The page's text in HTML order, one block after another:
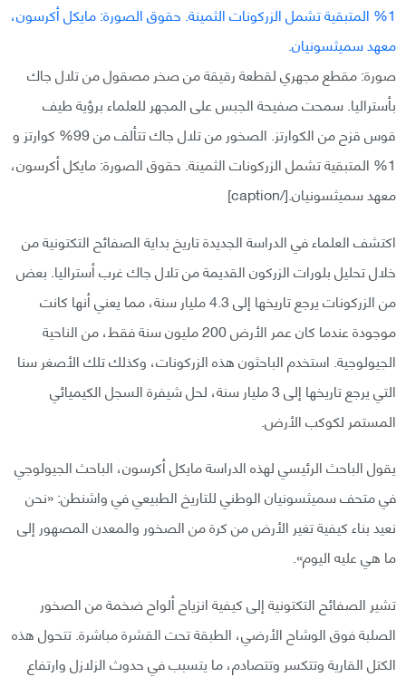
صورة: مقطع مجهري لقطعة رقيقة من صخر مصقول من تلال جاك
بأستراليا. سمحت صفيحة الجبس على المجهر للعلماء برؤية طيف
قوس قزح من الكوارتز. الصخور من تلال جاك تتألف من 99% كوارتز و
1% المتبقية تشمل الزركونات الثمينة. حقوق الصورة: مايكل أكرسون،
معهد سميثسونيان.[/caption]
اكتشف العلماء في الدراسة الجديدة تاريخ بداية الصفائح التكتونية من
خلال تحليل بلورات الزركون القديمة من تلال جاك غرب أستراليا. بعض
من الزركونات يرجع تاريخها إلى 4.3 مليار سنة، مما يعني أنها كانت
موجودة عندما كان عمر الأرض 200 مليون سنة فقط، من الناحية
الجيولوجية. استخدم الباحثون هذه الزركونات، وكذلك تلك الأصغر سنا
التي يرجع تاريخها إلى 3 مليار سنة، لحل شيفرة السجل الكيميائي
المستمر لكوكب الأرض.
يقول الباحث الرئيسي لهذه الدراسة مايكل أكرسون، الباحث الجيولوجي
في متحف سميثسونيان الوطني للتاريخ الطبيعي في واشنطن: «نحن
نعيد بناء كيفية تغير الأرض من كرة من الصخور والمعدن المصهور إلى
ما هي عليه اليوم».
تشير الصفائح التكتونية إلى كيفية انزياح ألواح ضخمة من الصخور
الصلبة فوق الوشاح الأرضي، الطبقة تحت القشرة مباشرة. تتحول هذه
الكتل القارية وتتكسر وتتصادم، ما يتسبب في حدوث الزلازل وارتفاع